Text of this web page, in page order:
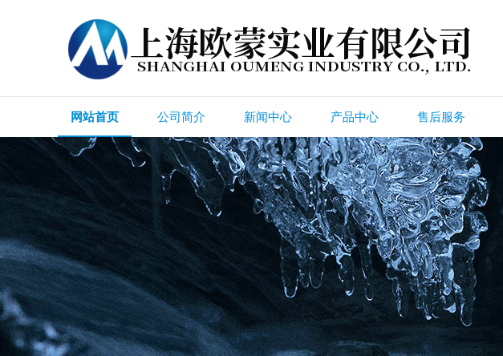
网站首页 公司简介 新闻中心 产品中心 售后服务